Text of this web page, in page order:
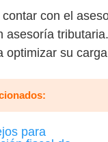
con el
asesoría
optimizar su